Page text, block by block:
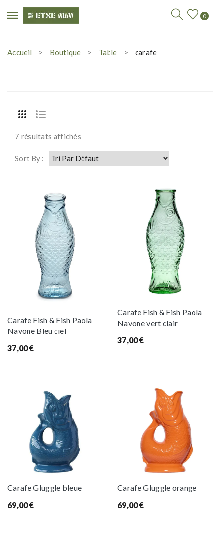
0
Accueil Boutique Table carafe
7 résultats affichés
Sort By :
Carafe Fish & Fish Paola
Navone Bleu ciel
37,00€
Carafe Fish & Fish Paola
Navone vert clair
37,00€
Carafe Gluggle bleue
69,00€
Carafe Gluggle orange
69,00€